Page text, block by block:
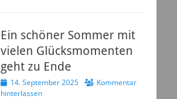
Ein schöner Sommer mit
vielen Glücksmomenten
geht zu Ende
Veröffentlicht
am
14. September 2025
Kommentar
hinterlassen